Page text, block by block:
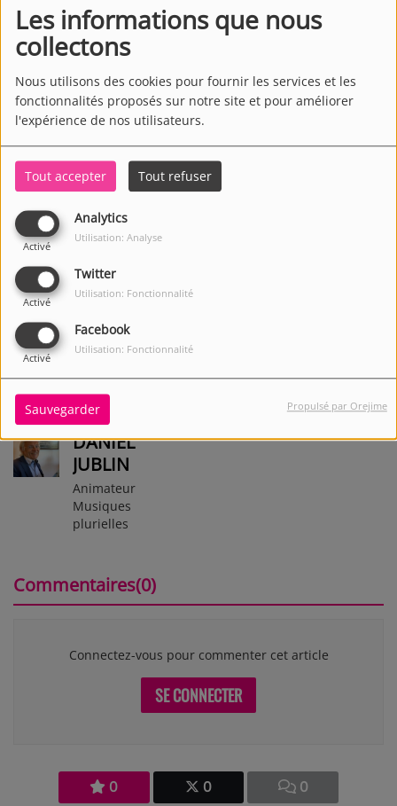
Les informations que nous
collectons
Nous utilisons des cookies pour fournir les services et les
fonctionnalités proposés sur notre site et pour améliorer
l'expérience de nos utilisateurs.
Tout accepter Tout refuser
Analytics
Activé
Utilisation: Analyse
Twitter
Activé
Utilisation: Fonctionnalité
Facebook
Activé
Utilisation: Fonctionnalité
Sauvegarder Propulsé par Orejime
0 0 0
, DE 03:12 À 03:12
Animateur(s) de l’émission
DANIEL
JUBLIN
Animateur
Musiques
plurielles
Commentaires(0)
Connectez-vous pour commenter cet article
SE CONNECTER